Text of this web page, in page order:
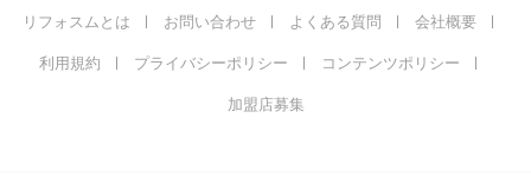
リフォスムとは お問い合わせ よくある質問 会社概要
利用規約 プライバシーポリシー コンテンツポリシー
加盟店募集